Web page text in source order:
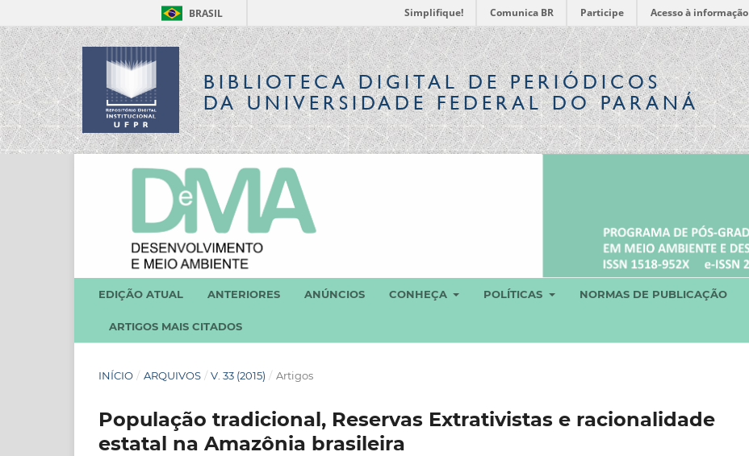
BRASIL Simplifique! Comunica BR Participe Acesso à informação
BIBLIOTECA DIGITALDE PERIÓDICOS
DA UNIVERSIDADE FEDERAL DO PARANÁ
EDIÇÃO ATUAL ANTERIORES ANÚNCIOS CONHEÇA POLÍTICAS NORMAS DE PUBLICAÇÃO
ARTIGOS MAIS CITADOS
INÍCIO / ARQUIVOS / V. 33 (2015) / Artigos
População tradicional, Reservas Extrativistas e racionalidade
estatal na Amazônia brasileira